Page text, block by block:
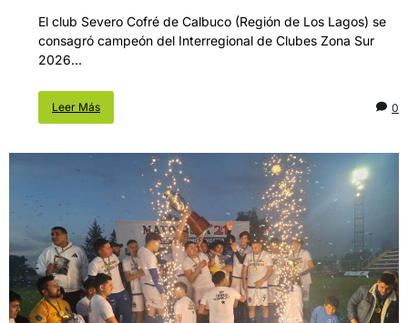
El club Severo Cofré de Calbuco (Región de Los Lagos) se
consagró campeón del Interregional de Clubes Zona Sur
2026...
Leer Más 0